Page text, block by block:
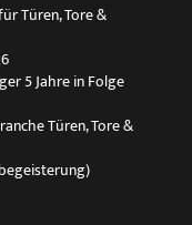
Türen, Tore &
5 Jahre in Folge
Türen, Tore &